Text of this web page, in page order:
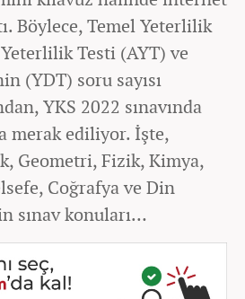
Böylece, Temel Yeterlilik
Testi (AYT) ve
(YDT) soru sayısı
YKS 2022 sınavında
merak ediliyor. İşte,
Geometri, Fizik, Kimya,
Coğrafya ve Din
sınav konuları…